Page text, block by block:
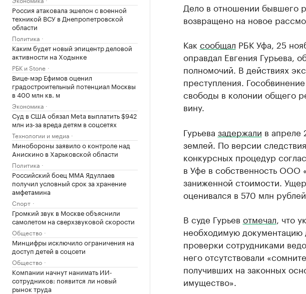
Россия атаковала эшелон с военной
техникой ВСУ в Днепропетровской
области
Политика
Каким будет новый эпицентр деловой
активности на Ходынке
РБК и Stone
Вице-мэр Ефимов оценил
градостроительный потенциал Москвы
в 400 млн кв. м
Экономика
Суд в США обязал Meta выплатить $942
млн из-за вреда детям в соцсетях
Технологии и медиа
Минобороны заявило о контроле над
Анискино в Харьковской области
Политика
Российский боец ММА Ядуллаев
получил условный срок за хранение
амфетамина
Спорт
Громкий звук в Москве объяснили
самолетом на сверхзвуковой скорости
Общество
Минцифры исключило ограничения на
доступ детей в соцсети
Общество
Компании начнут нанимать ИИ-
сотрудников: появится ли новый
рынок труда
Дело в отношении бывшего
возвращено на новое
Как сообщал РБК Уфа, 25
оправдал Евгения Гурьева,
полномочий. В действиях
преступления.
свободы в колонии общего
вину.
Гурьева задержали в апреле
землей. По версии
конкурсных процедур
в Уфе в собственность
заниженной стоимости.
оценивался в 570 млн рублей.
В суде Гурьев отмечал , что
необходимую
проверки сотрудниками
него отсутствовали
получивших на законных
имущество».